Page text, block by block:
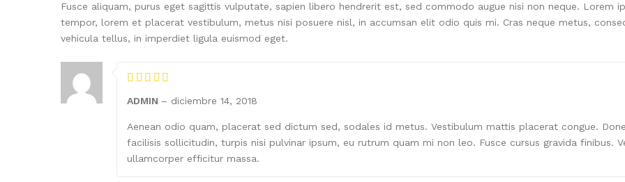
Fusce aliquam, purus eget sagittis vulputate, sapien libero hendrerit est, sed commodo augue nisi non neque.
tempor, lorem et placerat vestibulum, metus nisi posuere nisl, in accumsan elit odio quis mi. Cras neque metus,
vehicula tellus, in imperdiet ligula euismod eget.
ADMIN – diciembre 14, 2018
Aenean odio quam, placerat sed dictum sed, sodales id metus. Vestibulum mattis placerat congue.
facilisis sollicitudin, turpis nisi pulvinar ipsum, eu rutrum quam mi non leo. Fusce cursus gravida finibus.
ullamcorper efficitur massa.